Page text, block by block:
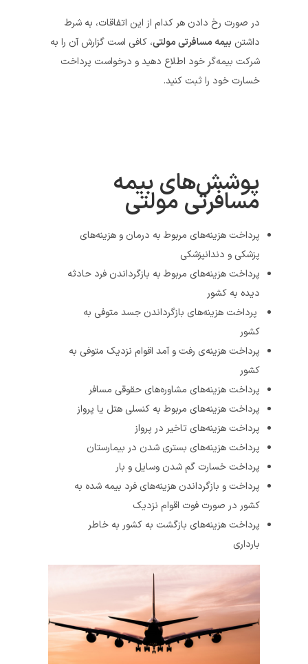
در صورت رخ دادن هر کدام از این اتفاقات، به شرط
داشتنبیمه مسافرتی مولتی، کافی است گزارش آن را به
شرکت بیمه‌گر خود اطلاع دهید و درخواست پرداخت
خسارت خود را ثبت کنید.
پوشش‌های بیمه
مسافرتی مولتی
پرداخت هزینه‌های مربوط به درمان و هزینه‌های
پزشکی و دندانپزشکی
پرداخت هزینه‌های مربوط به بازگرداندن فرد حادثه
دیده به کشور
پرداخت هزینه‌های بازگرداندن جسد متوفی به
پرداخت هزینه‌ی رفت و آمد اقوام نزدیک متوفی به
پرداخت هزینه‌های مشاوره‌های حقوقی مسافر
پرداخت هزینه‌های مربوط به کنسلی هتل یا پرواز
پرداخت هزینه‌های تاخیر در پرواز
پرداخت هزینه‌های بستری شدن در بیمارستان
پرداخت خسارت گم شدن وسایل و بار
پرداخت و بازگرداندن هزینه‌های فرد بیمه شده به
کشور در صورت فوت اقوام نزدیک
پرداخت هزینه‌های بازگشت به کشور به خاطر
بارداری